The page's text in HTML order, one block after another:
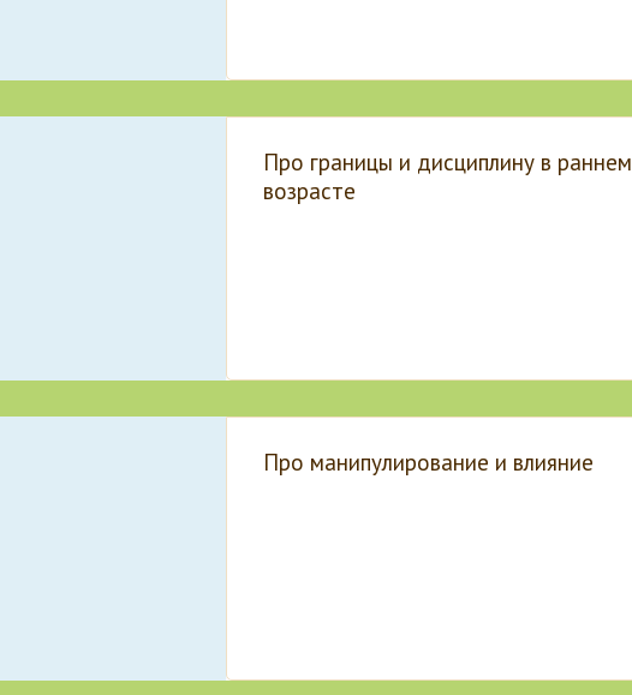
Про границы и дисциплину в раннем
возрасте
Про манипулирование и влияние